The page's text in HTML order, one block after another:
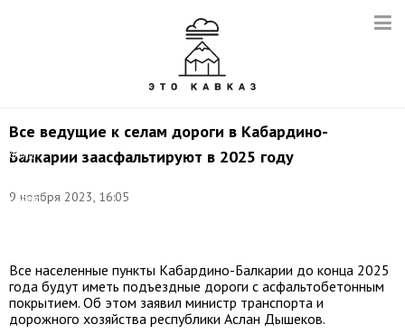
Все ведущие к селам дороги в Кабардино-
Балкарии заасфальтируют в 2025 году
9 ноября 2023, 16:05
Фото
служба
Все населенные пункты Кабардино-Балкарии до конца 2025
года будут иметь подъездные дороги с асфальтобетонным
покрытием. Об этом заявил министр транспорта и
дорожного хозяйства республики Аслан Дышеков.